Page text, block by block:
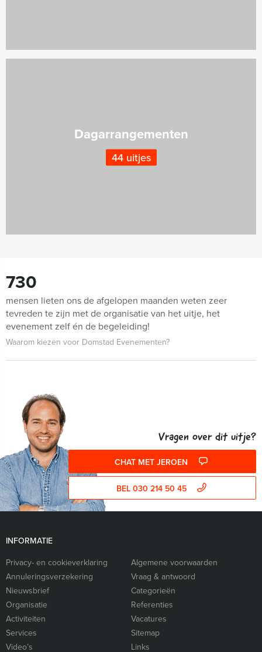
Dagarrangementen
44 uitjes
730
mensen lieten ons de afgelopen maanden weten zeer
tevreden te zijn met de organisatie van het uitje, het
evenement zelf én de begeleiding!
Waarom kiezen voor Domstad Evenementen?
Vragen over dit uitje?
CHAT MET JEROEN
BEL 030 214 50 45
INFORMATIE
Privacy- en cookieverklaring
Algemene voorwaarden
Annuleringsverzekering
Vraag & antwoord
Nieuwsbrief
Categorieën
Organisatie
Referenties
Activiteiten
Vacatures
Services
Sitemap
Video’s
Links